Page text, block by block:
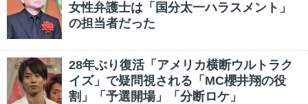
女性弁護士は「国分太一ハラスメント」
の担当者だった
28年ぶり復活「アメリカ横断ウルトラク
イズ」で疑問視される「MC櫻井翔の役
割」「予選開場」「分断ロケ」